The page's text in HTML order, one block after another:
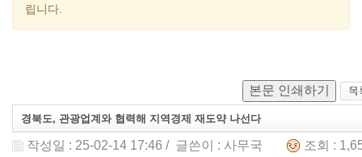
립니다.
본문 인쇄하기
경북도, 관광업계와 협력해 지역경제 재도약 나선다
작성일 : 25-02-14 17:46 / 글쓴이 : 사무국
조회 :